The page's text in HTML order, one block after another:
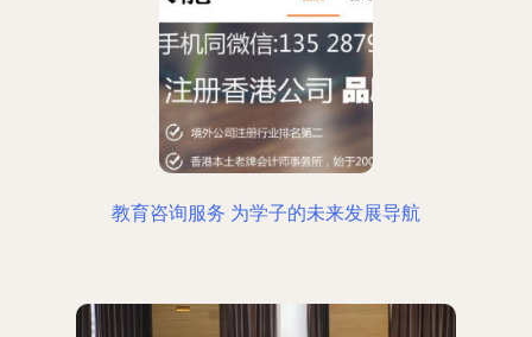
教育咨询服务 为学子的未来发展导航